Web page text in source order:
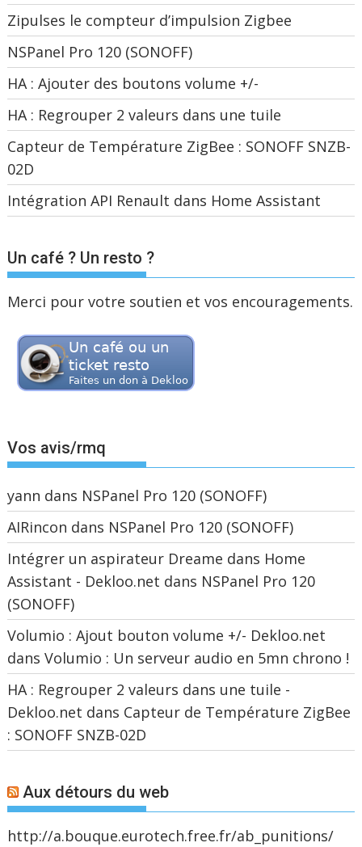
Zipulses le compteur d’impulsion Zigbee
NSPanel Pro 120 (SONOFF)
HA : Ajouter des boutons volume +/-
HA : Regrouper 2 valeurs dans une tuile
Capteur de Température ZigBee : SONOFF SNZB-
02D
Intégration API Renault dans Home Assistant
Un café ? Un resto ?
Merci pour votre soutien et vos encouragements.
Vos avis/rmq
yann dans NSPanel Pro 120 (SONOFF)
AIRincon dans NSPanel Pro 120 (SONOFF)
Intégrer un aspirateur Dreame dans Home
Assistant - Dekloo.net dans NSPanel Pro 120
(SONOFF)
Volumio : Ajout bouton volume +/- Dekloo.net
dansVolumio : Un serveur audio en 5mn chrono !
HA : Regrouper 2 valeurs dans une tuile -
Dekloo.net dans Capteur de Température ZigBee
: SONOFF SNZB-02D
Aux détours du web
http://a.bouque.eurotech.free.fr/ab_punitions/